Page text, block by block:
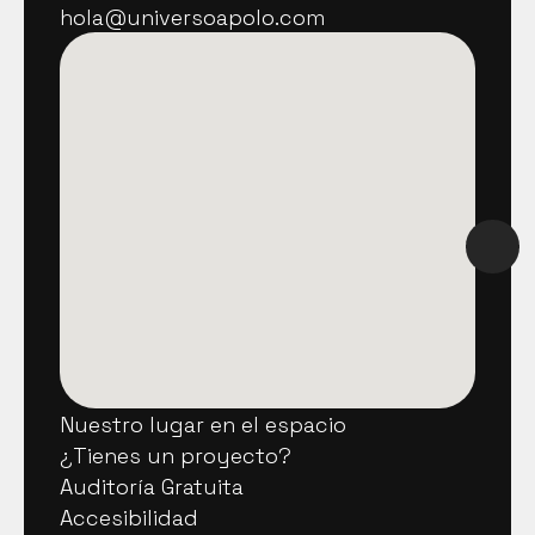
+34  956 09 99 19
hola@universoapolo.com
Nuestro lugar en el espacio
Nuestro lugar en el espacio
¿Tienes un proyecto?
¿Tienes un proyecto?
Accesibilidad
Auditoría Gratuita
Auditoría Gratuita